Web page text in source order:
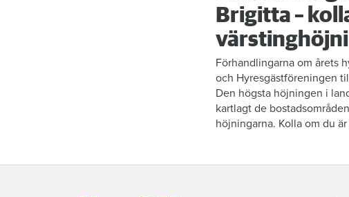
Brigitta –
Förhandlingarna om årets
och Hyresgästföreningen
Den högsta höjningen i
kartlagt de
höjningarna. Kolla om du